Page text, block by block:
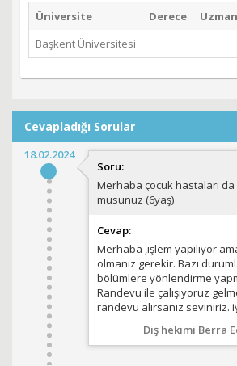
Üniversite Derece
Başkent Üniversitesi
Cevapladığı Sorular
18.02.2024
Soru:
Merhaba çocuk hastaları
musunuz (6yaş)
Cevap:
Merhaba ,işlem yapılıyor
olmanız gerekir. Bazı
bölümlere yönlendirme
Randevu ile çalışıyoruz
randevu alırsanız seviniriz.
Diş hekimi Berra